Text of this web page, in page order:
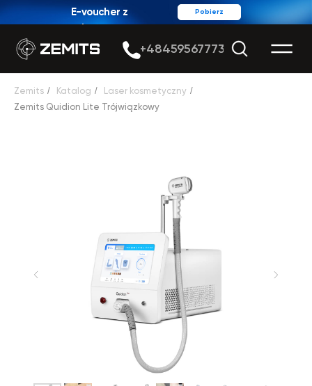
Pobierz
E-voucher z
rabatem
Zemits / Katalog / Laser kosmetyczny /
Zemits Quidion Lite Trójwiązkowy